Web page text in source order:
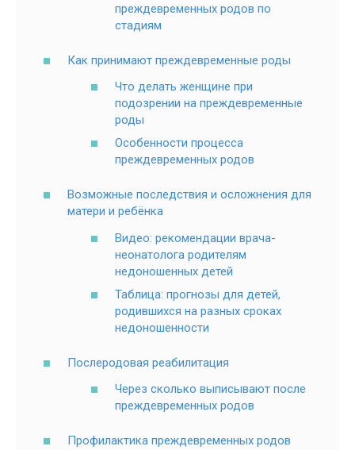
преждевременных родов по
стадиям
Как принимают преждевременные роды
Что делать женщине при
подозрении на преждевременные
роды
Особенности процесса
преждевременных родов
Возможные последствия и осложнения для
матери и ребёнка
Видео: рекомендации врача-
неонатолога родителям
недоношенных детей
Таблица: прогнозы для детей,
родившихся на разных сроках
недоношенности
Послеродовая реабилитация
Через сколько выписывают после
преждевременных родов
Профилактика преждевременных родов